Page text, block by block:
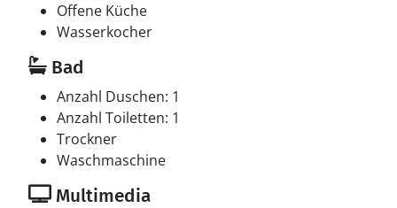
Offene Küche
Wasserkocher
Bad
Anzahl Duschen: 1
Anzahl Toiletten: 1
Trockner
Waschmaschine
Multimedia